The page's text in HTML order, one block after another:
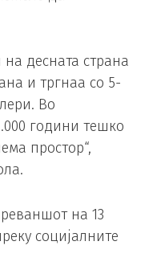
десната страна
и тргнаа со 5-
Во
години тешко
простор“,
на 13
социјалните